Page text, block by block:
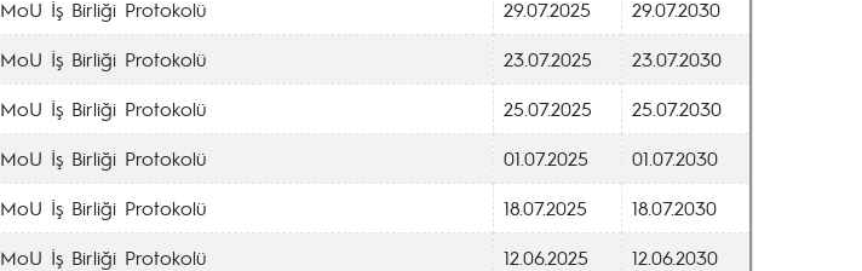
MoU İş Birliği Protokolü 29.07.2025
29.07.2030
MoU İş Birliği Protokolü 23.07.2025
23.07.2030
MoU İş Birliği Protokolü 25.07.2025
25.07.2030
MoU İş Birliği Protokolü 01.07.2025
01.07.2030
MoU İş Birliği Protokolü 18.07.2025
18.07.2030
MoU İş Birliği Protokolü 12.06.2025
12.06.2030